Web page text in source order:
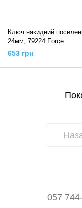
Ключ накидний
24мм, 79224 Force
653 грн
057